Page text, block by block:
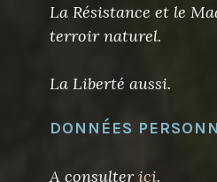
La Résistance et le
terroir naturel.
La Liberté aussi.
DONNÉES
A consulterici.